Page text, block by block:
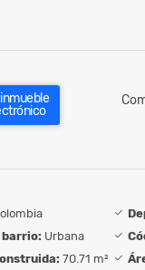
Urbana
70.71 m²